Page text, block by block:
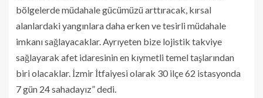
bölgelerde müdahale gücümüzü arttıracak, kırsal
alanlardaki yangınlara daha erken ve tesirli müdahale
imkanı sağlayacaklar. Ayrıyeten bize lojistik takviye
sağlayarak afet idaresinin en kıymetli temel taşlarından
biri olacaklar. İzmir İtfaiyesi olarak 30 ilçe 62 istasyonda
7 gün 24 sahadayız” dedi.